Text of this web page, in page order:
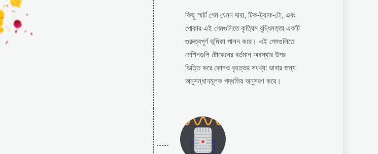
কিছু স্মার্ট গেম যেমন দাবা, টিক-ট্যাক-টো, এবং
পোকার এই গেমগুলিতে কৃত্রিম বুদ্ধিমত্তা একটি
গুরুত্বপূর্ণ ভূমিকা পালন করে। এই গেমগুলিতে
মেশিনগুলি টোকেনের বর্তমান অবস্থার উপর
ভিত্তি করে কোনও বৃহত্তর সংখ্যা ভাবার জন্য
অনুসন্ধানমূলক পদ্ধতির অনুসরণ করে।